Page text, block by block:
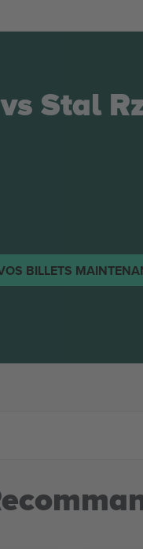
Stal
BILLETS